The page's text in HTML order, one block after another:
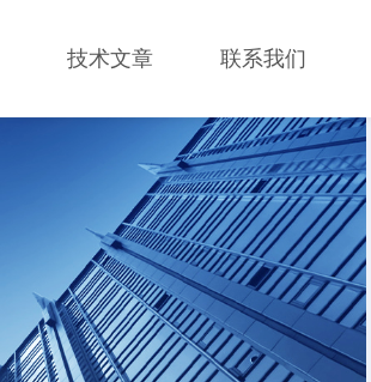
技术文章 联系我们